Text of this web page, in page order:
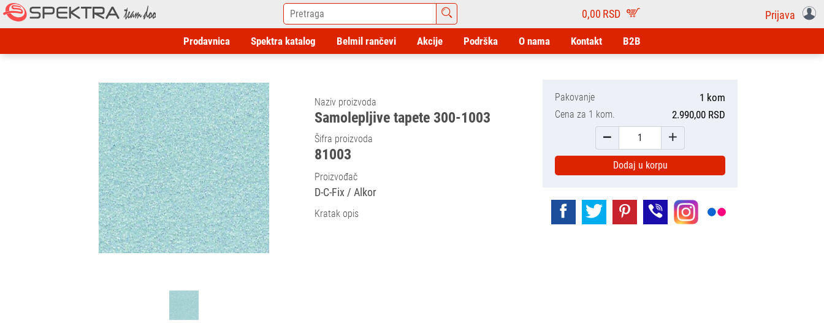
0,00 RSD Prijava
Prodavnica Spektra katalog Belmil rančevi Akcije Podrška O nama Kontakt B2B
Naziv proizvoda
Samolepljive tapete 300-1003
Šifra proizvoda
81003
Proizvođač
D-C-Fix / Alkor
Kratak opis
Pakovanje 1 kom
Cena za 1 kom. 2.990,00 RSD
Dodaj u korpu